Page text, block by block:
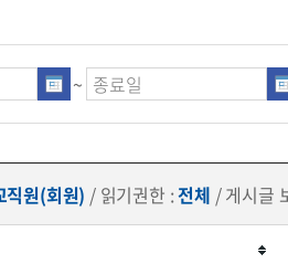
~
직원(회원) / 읽기권한 :전체 / 게시글